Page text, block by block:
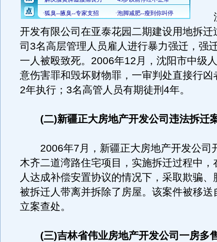
沈
开发有限公司在亚泰花园二期建设用地拆迁
司3名高层管理人员雇人进行暴力强迁，强
一人被殴致死。2006年12月，沈阳市中级
意伤害罪和毁坏财物罪，一审判处直接行凶
2年执行；3名高管人员有期徒刑4年。
(二)新疆正大房地产开发公司违法拆迁
2006年7月，新疆正大房地产开发公司
木齐二道湾路住宅项目，实施拆迁过程中，
人达成补偿安置协议的情况下，采取欺骗、
被拆迁人带离并拆除了房屋。该案件被移送
立案查处。
(三)吉林省伟业房地产开发公司一房多